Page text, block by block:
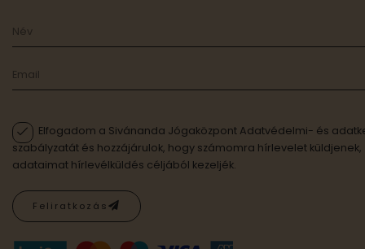
Elfogadom a Sivánanda Jógaközpont Adatvédelmi- és
szabályzatát és hozzájárulok, hogy számomra hírlevelet küldjenek,
adataimat hírlevélküldés céljából kezeljék.
Feliratkozás